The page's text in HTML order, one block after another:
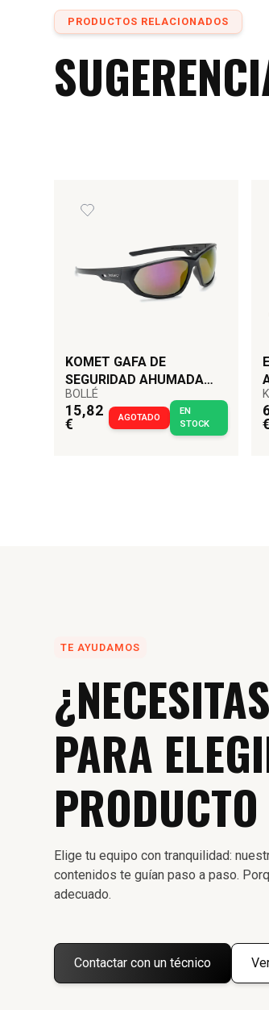
30ºC. No secar con calor.
PRODUCTOS RELACIONADOS
KOMET GAFA DE
SEGURIDAD AHUMADA
BOLLÉ
BOLLÉ
15,82
€
AGOTADO
EN
STOCK
€
TE AYUDAMOS
PARA
Elige tu equipo con tranquilidad:
contenidos te guían paso a paso.
adecuado.
Contactar con un técnico